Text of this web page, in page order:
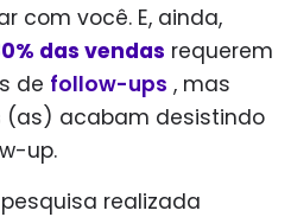
com você. E, ainda,
das vendas requerem
de follow-ups , mas
(as) acabam desistindo
up.
realizada